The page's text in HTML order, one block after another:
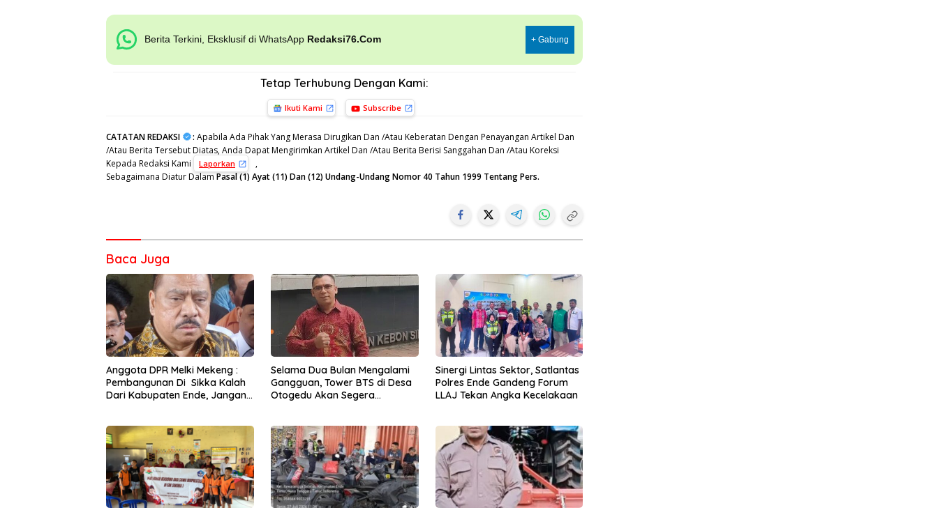
Berita Terkini, Eksklusif di WhatsApp Redaksi76.Com + Gabung
Tetap Terhubung Dengan Kami:
Ikuti Kami Subscribe
CATATAN REDAKSI : Apabila Ada Pihak Yang Merasa Dirugikan Dan /Atau Keberatan Dengan Penayangan Artikel Dan
/Atau Berita Tersebut Diatas, Anda Dapat Mengirimkan Artikel Dan /Atau Berita Berisi Sanggahan Dan /Atau Koreksi
Kepada Redaksi Kami
Laporkan
,
Sebagaimana Diatur DalamPasal (1) Ayat (11) Dan (12) Undang-Undang Nomor 40 Tahun 1999 Tentang Pers.
Baca Juga
Anggota DPR Melki Mekeng :
Pembangunan Di Sikka Kalah
Dari Kabupaten Ende, Jangan
Selama Dua Bulan Mengalami
Gangguan, Tower BTS di Desa
Otogedu Akan Segera
Sinergi Lintas Sektor, Satlantas
Polres Ende Gandeng Forum
LLAJ Tekan Angka Kecelakaan